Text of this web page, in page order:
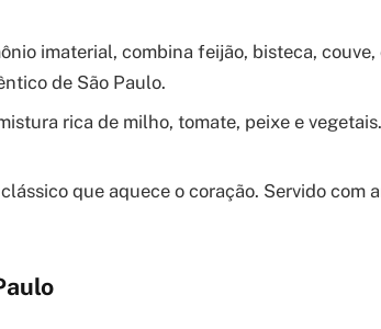
imaterial, combina feijão, bisteca, couve,
de São Paulo.
rica de milho, tomate, peixe e
que aquece o coração. Servido com